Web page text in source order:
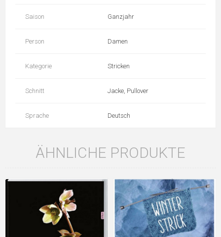
Saison Ganzjahr
Person Damen
Kategorie Stricken
Schnitt Jacke, Pullover
Sprache Deutsch
ÄHNLICHE PRODUKTE